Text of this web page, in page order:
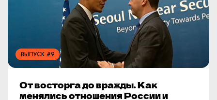
ВЫПУСК #9
От восторга до вражды. Как
менялись отношения России и